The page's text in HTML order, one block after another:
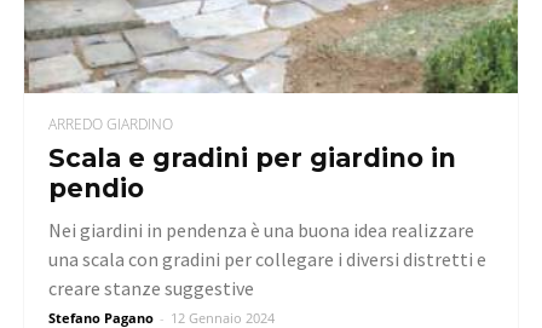
ARREDO GIARDINO
Scala e gradini per giardino in
pendio
Stefano Pagano - 12 Gennaio 2024
Nei giardini in pendenza è una buona idea realizzare
una scala con gradini per collegare i diversi distretti e
creare stanze suggestive